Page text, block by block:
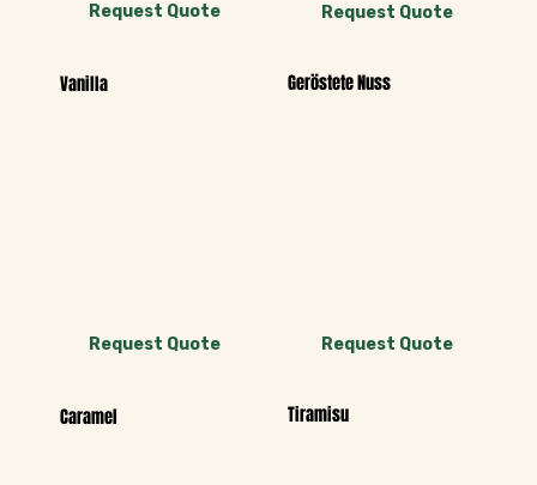
Request Quote
Vanilla Geröstete Nuss
Request Quote
Request Quote
Caramel Tiramisu
Request Quote